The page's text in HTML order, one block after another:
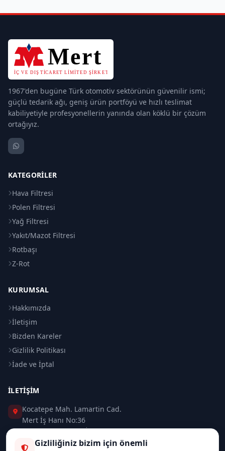
1967'den bugüne Türk otomotiv sektörünün güvenilir ismi;
güçlü tedarik ağı, geniş ürün portföyü ve hızlı teslimat
kabiliyetiyle profesyonellerin yanında olan köklü bir çözüm
ortağıyız.
KATEGORILER
Hava Filtresi
Polen Filtresi
Yağ Filtresi
Yakıt/Mazot Filtresi
Rotbaşı
Z-Rot
KURUMSAL
Hakkımızda
İletişim
Bizden Kareler
Gizlilik Politikası
İade ve İptal
İLETIŞIM
Kocatepe Mah. Lamartin Cad.
Mert İş Hanı No:36
Taksim / Beyoğlu / İSTANBUL
Gizliliğiniz bizim için önemli